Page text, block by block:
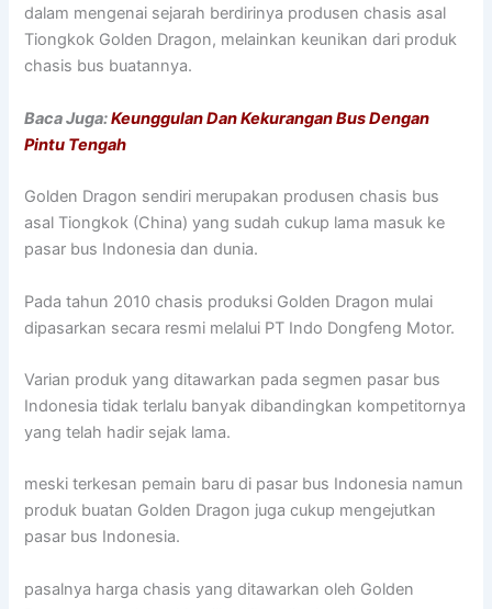
dalam mengenai sejarah berdirinya produsen chasis asal
Tiongkok Golden Dragon, melainkan keunikan dari produk
chasis bus buatannya.
Baca Juga:Keunggulan Dan Kekurangan Bus Dengan
Pintu Tengah
Golden Dragon sendiri merupakan produsen chasis bus
asal Tiongkok (China) yang sudah cukup lama masuk ke
pasar bus Indonesia dan dunia.
Pada tahun 2010 chasis produksi Golden Dragon mulai
dipasarkan secara resmi melalui PT Indo Dongfeng Motor.
Varian produk yang ditawarkan pada segmen pasar bus
Indonesia tidak terlalu banyak dibandingkan kompetitornya
yang telah hadir sejak lama.
meski terkesan pemain baru di pasar bus Indonesia namun
produk buatan Golden Dragon juga cukup mengejutkan
pasar bus Indonesia.
pasalnya harga chasis yang ditawarkan oleh Golden